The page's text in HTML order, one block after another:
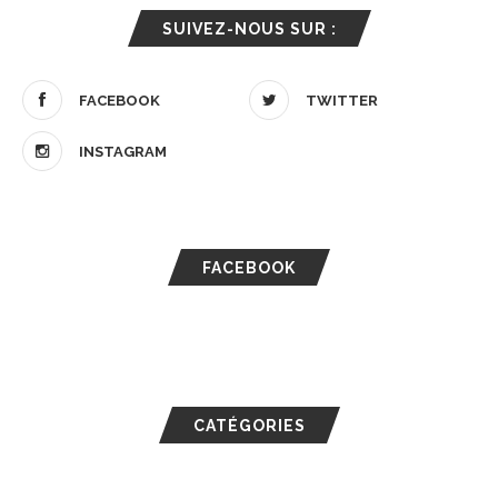
SUIVEZ-NOUS SUR :
FACEBOOK TWITTER
INSTAGRAM
FACEBOOK
CATÉGORIES